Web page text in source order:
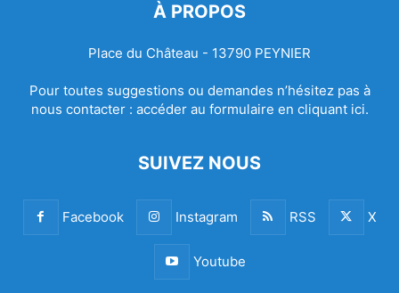
À PROPOS
Place du Château - 13790 PEYNIER
Pour toutes suggestions ou demandes n’hésitez pas à
nous contacter : accéder au formulaire en cliquant ici.
SUIVEZ NOUS
Facebook Instagram RSS X
Youtube